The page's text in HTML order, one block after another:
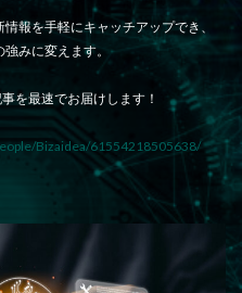
報を手軽にキャッチアップでき、
みに変えます。
を最速でお届けします！
Bizaidea/61554218505638/